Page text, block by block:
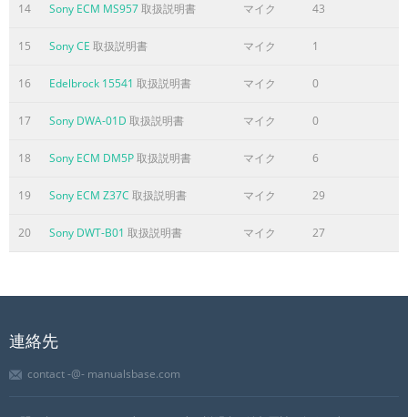
See Page 7 of Wireless Guide for details) Camcorder
DSR-300 WRR-855A w/CA-WR855 No Provision 2D. Sony
Digital Camcorders Camcorders retrofitted (w/QR-DSR) for
Guide for details Camcorder Model Wireless Models
801
ページ6に含まれる内容の要旨
SONY -Professional Camcorder/Wireless System
Configuration Guide- The following is a comprehensive
your camcorder. All configurations shown represent all
Sony wireless microphone models. Here are a few easy
details provided in this guide, these should help you to
14 Sony ECM MS957取扱説明書 マイク 43
15 Sony CE 取扱説明書 マイク 1
16 Edelbrock 15541 取扱説明書 マイク 0
17 Sony DWA-01D 取扱説明書 マイク 0
18 Sony ECM DM5P取扱説明書 マイク 6
19 Sony ECM Z37C 取扱説明書 マイク 29
20 Sony DWT-B01 取扱説明書 マイク 27
連絡先
contact -@- manualsbase.com